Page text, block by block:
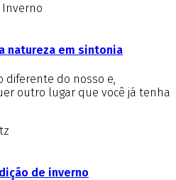
Inverno
natureza em sintonia
do nosso e,
outro lugar que você já tenha
de inverno